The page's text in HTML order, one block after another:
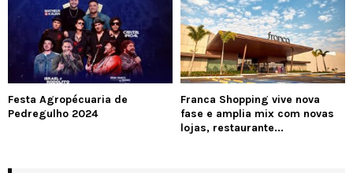
Festa Agropécuaria de
Pedregulho 2024
Franca Shopping vive nova
fase e amplia mix com novas
lojas, restaurante...